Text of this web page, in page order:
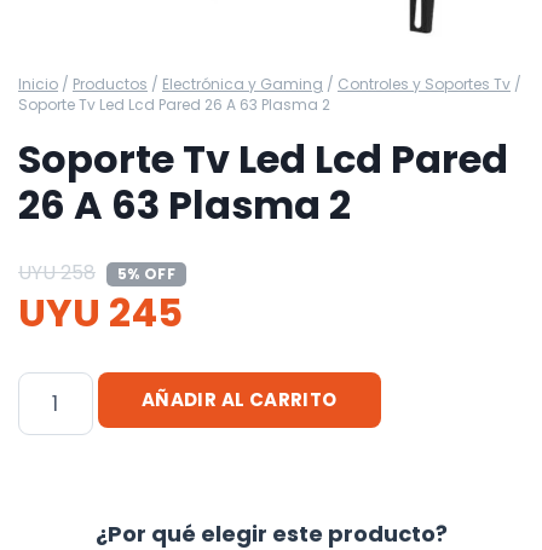
Inicio / Productos / Electrónica y Gaming / Controles y Soportes Tv /
Soporte Tv Led Lcd Pared 26 A 63 Plasma 2
Soporte Tv Led Lcd Pared
26 A 63 Plasma 2
UYU258 5% OFF
UYU 245
Soporte
AÑADIR AL CARRITO
¿Por qué elegir este producto?